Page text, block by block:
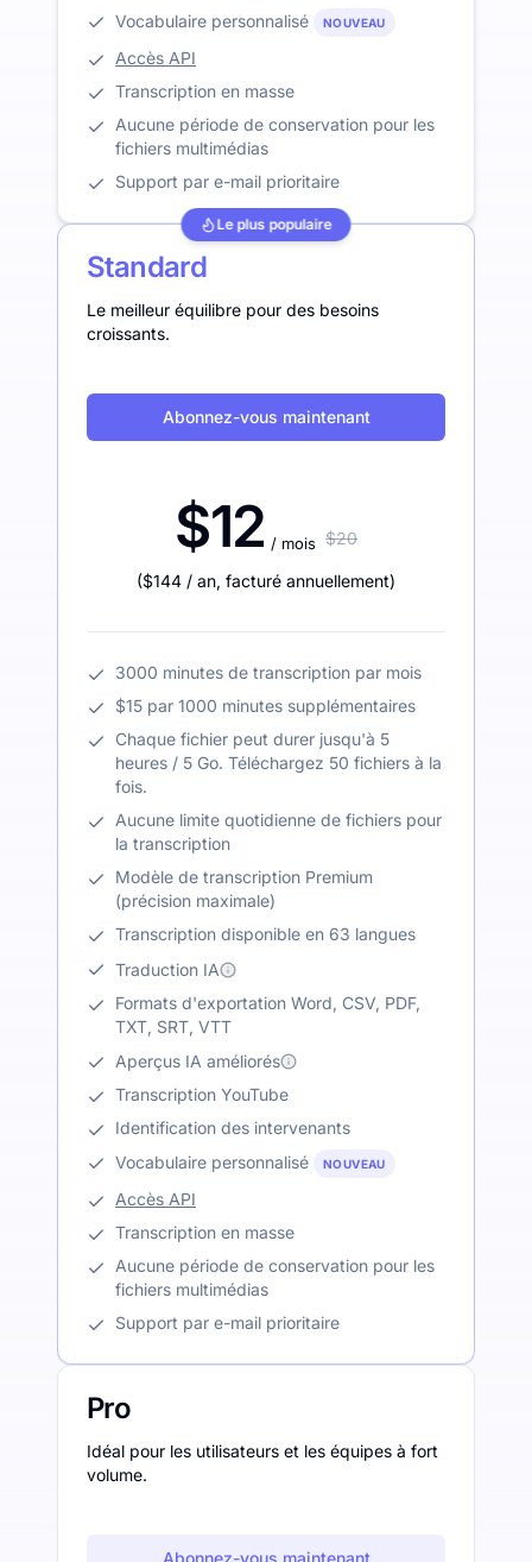
Vocabulaire personnalisé
NOUVEAU
Accès API
Transcription en masse
Aucune période de conservation pour les
fichiers multimédias
Support par e-mail prioritaire
Le plus populaire
Standard
Le meilleur équilibre pour des besoins
croissants.
Abonnez-vous maintenant
$12 / mois $20
($144 / an, facturé annuellement)
3000 minutes de transcription par mois
$15 par 1000 minutes supplémentaires
Chaque fichier peut durer jusqu'à 5
heures / 5 Go. Téléchargez 50 fichiers à la
fois.
Aucune limite quotidienne de fichiers pour
la transcription
Modèle de transcription Premium
(précision maximale)
Transcription disponible en 63 langues
Traduction IA
Formats d'exportation Word, CSV, PDF,
TXT, SRT, VTT
Aperçus IA améliorés
Transcription YouTube
Identification des intervenants
Vocabulaire personnalisé
NOUVEAU
Accès API
Transcription en masse
Aucune période de conservation pour les
fichiers multimédias
Support par e-mail prioritaire
Pro
Idéal pour les utilisateurs et les équipes à fort
volume.
Abonnez-vous maintenant